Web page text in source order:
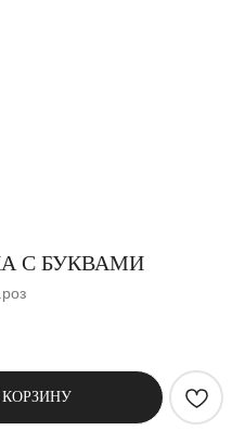
С БУКВАМИ
КОРЗИНУ